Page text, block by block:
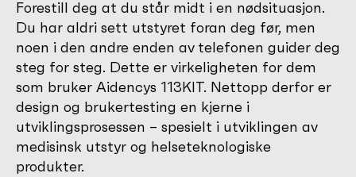
Forestill deg at du står midt i en nødsituasjon.
Du har aldri sett utstyret foran deg før, men
noen i den andre enden av telefonen guider deg
steg for steg. Dette er virkeligheten for dem
som bruker Aidencys 113KIT. Nettopp derfor er
design og brukertesting en kjerne i
utviklingsprosessen – spesielt i utviklingen av
medisinsk utstyr og helseteknologiske
produkter.